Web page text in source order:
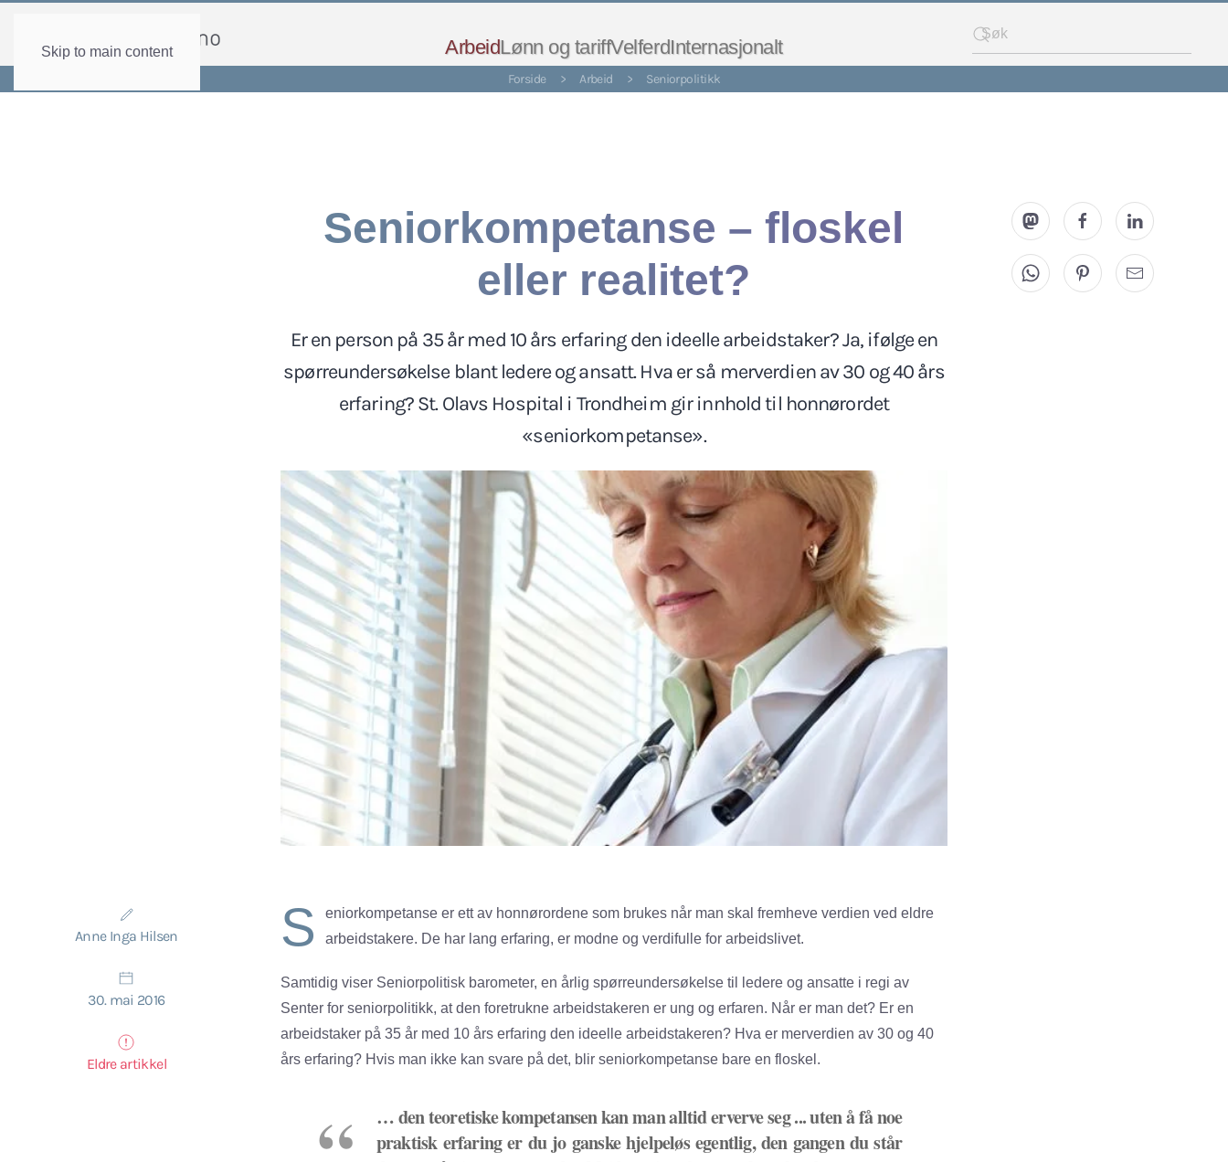
Skip to main content ArbeidLønn og tariffVelferdInternasjonalt
Forside > Arbeid > Seniorpolitikk
Seniorkompetanse – floskel
eller realitet?
Er en person på 35 år med 10 års erfaring den ideelle arbeidstaker? Ja, ifølge en
spørreundersøkelse blant ledere og ansatt. Hva er så merverdien av 30 og 40 års
erfaring? St. Olavs Hospital i Trondheim gir innhold til honnørordet
«seniorkompetanse».
Anne Inga Hilsen
30. mai 2016
Eldre artikkel
S
eniorkompetanse er ett av honnørordene som brukes når man skal fremheve verdien ved eldre
arbeidstakere. De har lang erfaring, er modne og verdifulle for arbeidslivet.
Samtidig viser Seniorpolitisk barometer, en årlig spørreundersøkelse til ledere og ansatte i regi av
Senter for seniorpolitikk, at den foretrukne arbeidstakeren er ung og erfaren. Når er man det? Er en
arbeidstaker på 35 år med 10 års erfaring den ideelle arbeidstakeren? Hva er merverdien av 30 og 40
års erfaring? Hvis man ikke kan svare på det, blir seniorkompetanse bare en floskel.
… den teoretiske kompetansen kan man alltid erverve seg ... uten å få noe
praktisk erfaring er du jo ganske hjelpeløs egentlig, den gangen du står